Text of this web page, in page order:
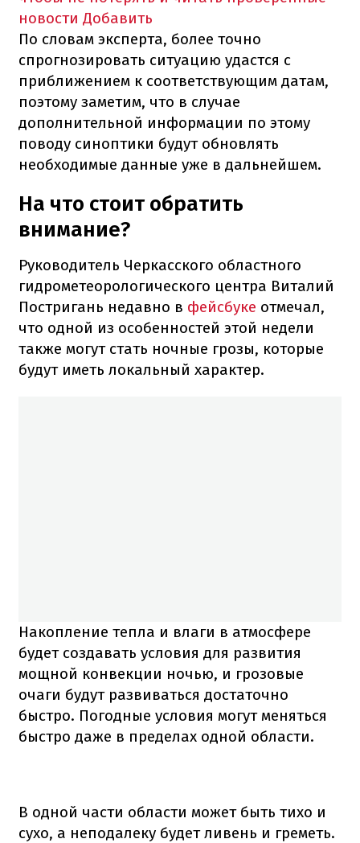
новости Добавить
По словам эксперта, более точно
спрогнозировать ситуацию удастся с
приближением к соответствующим датам,
поэтому заметим, что в случае
дополнительной информации по этому
поводу синоптики будут обновлять
необходимые данные уже в дальнейшем.
На что стоит обратить
внимание?
Руководитель Черкасского областного
гидрометеорологического центра Виталий
Постригань недавно в фейсбуке отмечал,
что одной из особенностей этой недели
также могут стать ночные грозы, которые
будут иметь локальный характер.
Накопление тепла и влаги в атмосфере
будет создавать условия для развития
мощной конвекции ночью, и грозовые
очаги будут развиваться достаточно
быстро. Погодные условия могут меняться
быстро даже в пределах одной области.
В одной части области может быть тихо и
сухо, а неподалеку будет ливень и греметь.